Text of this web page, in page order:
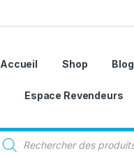
Accueil Shop Blog
Espace Revendeurs
de produits